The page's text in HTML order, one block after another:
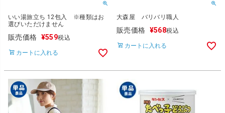
いい湯旅立ち 12包入 ※種類はお
選びいただけません
販売価格 ¥559税込
カートに入れる
大森屋 バリバリ職人
販売価格 ¥568税込
カートに入れる